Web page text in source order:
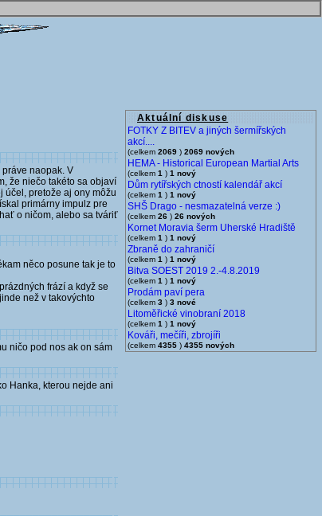
Aktuální diskuse
FOTKY Z BITEV a jiných šermířských
akcí....
(celkem 2069 ) 2069 nových
HEMA - Historical European Martial Arts
(celkem 1 ) 1 nový
Dům rytířských ctností kalendář akcí
(celkem 1 ) 1 nový
SHŠ Drago - nesmazatelná verze :)
(celkem 26 ) 26 nových
Kornet Moravia šerm Uherské Hradiště
(celkem 1 ) 1 nový
Zbraně do zahraničí
(celkem 1 ) 1 nový
Bitva SOEST 2019 2.-4.8.2019
(celkem 1 ) 1 nový
Prodám paví pera
(celkem 3 ) 3 nové
Litoměřické vinobraní 2018
(celkem 1 ) 1 nový
Kováři, mečíři, zbrojíři
(celkem 4355 ) 4355 nových
naopak. V
že niečo takéto sa objaví
účel, pretože aj ony môžu
primárny impulz pre
o ničom, alebo sa tváriť
něco posune tak je to
frází a když se
než v takovýchto
ničo pod nos ak on sám
Hanka, kterou nejde ani